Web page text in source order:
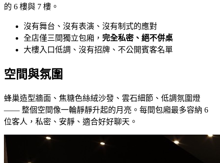
的 6 樓與 7 樓。
沒有舞台、沒有表演、沒有制式的應對
全店僅三間獨立包廂， 完全私密、絕不併桌
大樓入口低調、沒有招牌、不公開賓客名單
空間與氛圍
蜂巢造型牆面、焦糖色絲絨沙發、雲石細節、低調氛圍燈
—— 整個空間像一輪靜靜升起的月亮。每間包廂最多容納 6
位客人，私密、安靜、適合好好聊天。